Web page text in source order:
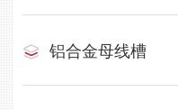
铝合金母线槽